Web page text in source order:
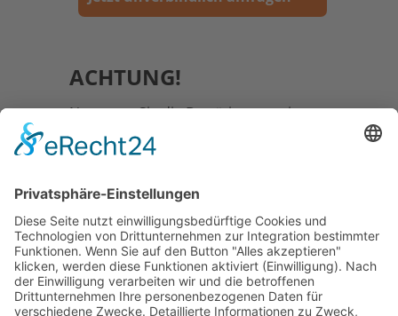
ACHTUNG!
Nur wenn Sie die Bestätigungsseite
angezeigt bekommen und eine Email
mit der Zusammenfassung der
war die Anfrage erfolgreich!
Falls sich das Formular nicht
übertragen lässt, schreiben Sie uns
bitte eine E-Mail an
info@takeoffreisen.de